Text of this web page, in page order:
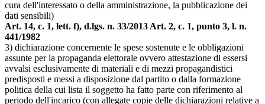
cura dell'interessato o della amministrazione, la pubblicazione dei
dati sensibili)
Art. 14, c. 1, lett. f), d.lgs. n. 33/2013 Art. 2, c. 1, punto 3, l. n.
441/1982
3) dichiarazione concernente le spese sostenute e le obbligazioni
assunte per la propaganda elettorale ovvero attestazione di essersi
avvalsi esclusivamente di materiali e di mezzi propagandistici
predisposti e messi a disposizione dal partito o dalla formazione
politica della cui lista il soggetto ha fatto parte con riferimento al
periodo dell'incarico (con allegate copie delle dichiarazioni relative a